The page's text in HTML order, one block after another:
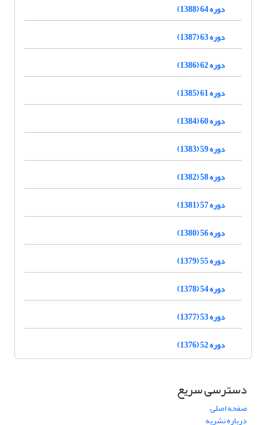
دوره 64 (1388)
دوره 63 (1387)
دوره 62 (1386)
دوره 61 (1385)
دوره 60 (1384)
دوره 59 (1383)
دوره 58 (1382)
دوره 57 (1381)
دوره 56 (1380)
دوره 55 (1379)
دوره 54 (1378)
دوره 53 (1377)
دوره 52 (1376)
دسترسی سریع
صفحه اصلی
درباره نشریه